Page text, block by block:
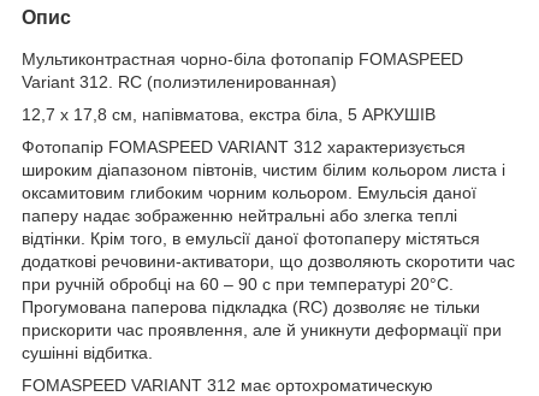
Опис
Мультиконтрастная чорно-біла фотопапір FOMASPEED
Variant 312. RC (полиэтиленированная)
12,7 x 17,8 см, напівматова, екстра біла, 5 АРКУШІВ
Фотопапір FOMASPEED VARIANT 312 характеризується
широким діапазоном півтонів, чистим білим кольором листа і
оксамитовим глибоким чорним кольором. Емульсія даної
паперу надає зображенню нейтральні або злегка теплі
відтінки. Крім того, в емульсії даної фотопаперу містяться
додаткові речовини-активатори, що дозволяють скоротити час
при ручній обробці на 60 – 90 с при температурі 20°C.
Прогумована паперова підкладка (RC) дозволяє не тільки
прискорити час проявлення, але й уникнути деформації при
сушінні відбитка.
FOMASPEED VARIANT 312 має ортохроматическую